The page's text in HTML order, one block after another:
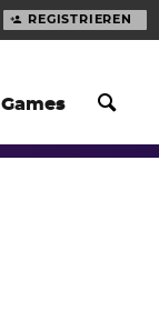
Games
REGISTRIEREN